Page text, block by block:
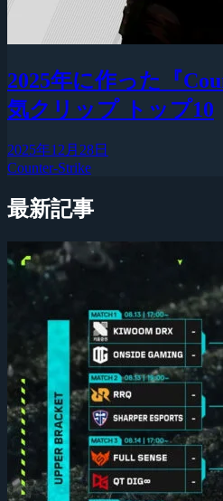
2025年に作った『
気クリップ トップ10
2025年12月28日
Counter-Strike
最新記事